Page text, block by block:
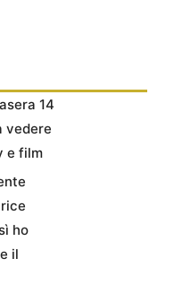
14
vedere
e film
ho
il